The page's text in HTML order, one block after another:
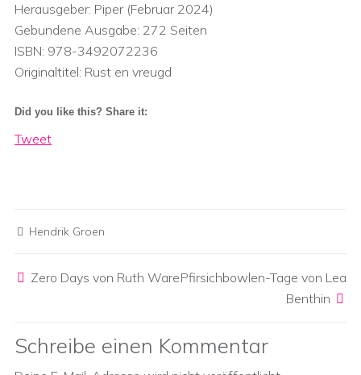
Herausgeber:‎ Piper (Februar 2024)
Gebundene Ausgabe:‎ 272 Seiten
ISBN:‎ 978-3492072236
Originaltitel:‎ Rust en vreugd
Did you like this? Share it:
Tweet
Hendrik Groen
Zero Days von Ruth WarePfirsichbowlen-Tage von Lea
Benthin
Schreibe einen Kommentar